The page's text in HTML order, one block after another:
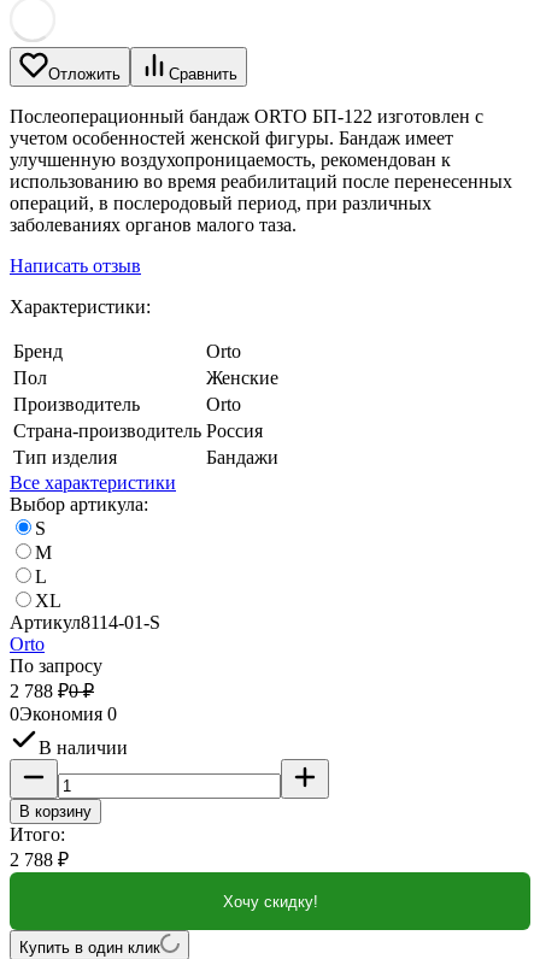
Отложить Сравнить
Послеоперационный бандаж ORTO БП-122 изготовлен с
учетом особенностей женской фигуры. Бандаж имеет
улучшенную воздухопроницаемость, рекомендован к
использованию во время реабилитаций после перенесенных
операций, в послеродовый период, при различных
заболеваниях органов малого таза.
Написать отзыв
Характеристики:
Бренд
Orto
Пол
Женские
Производитель
Orto
Страна-производитель Россия
Тип изделия
Бандажи
Все характеристики
Выбор артикула:
S
M
L
XL
Артикул8114-01-S
Orto
По запросу
2 788 ₽0 ₽
0Экономия 0
В наличии
В корзину
Итого:
2 788 ₽
Хочу скидку!
Купить в один клик